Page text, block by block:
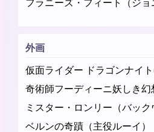
フラニーズ・フィート（ジョ
外画
仮面ライダー ドラゴンナイト
奇術師フーディーニ妖しき幻
ミスター・ロンリー（バック
ベルンの奇蹟（主役ルーイ）